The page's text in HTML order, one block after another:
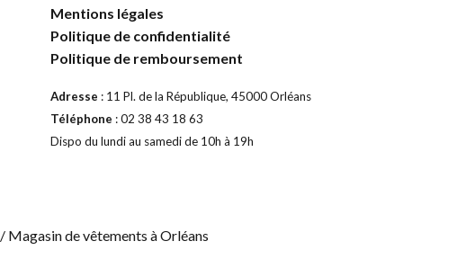
Mentions légales
Politique de confidentialité
Politique de remboursement
Adresse : 11 Pl. de la République, 45000 Orléans
Téléphone : 02 38 43 18 63
Dispo du lundi au samedi de 10h à 19h
/ Magasin de vêtements à Orléans